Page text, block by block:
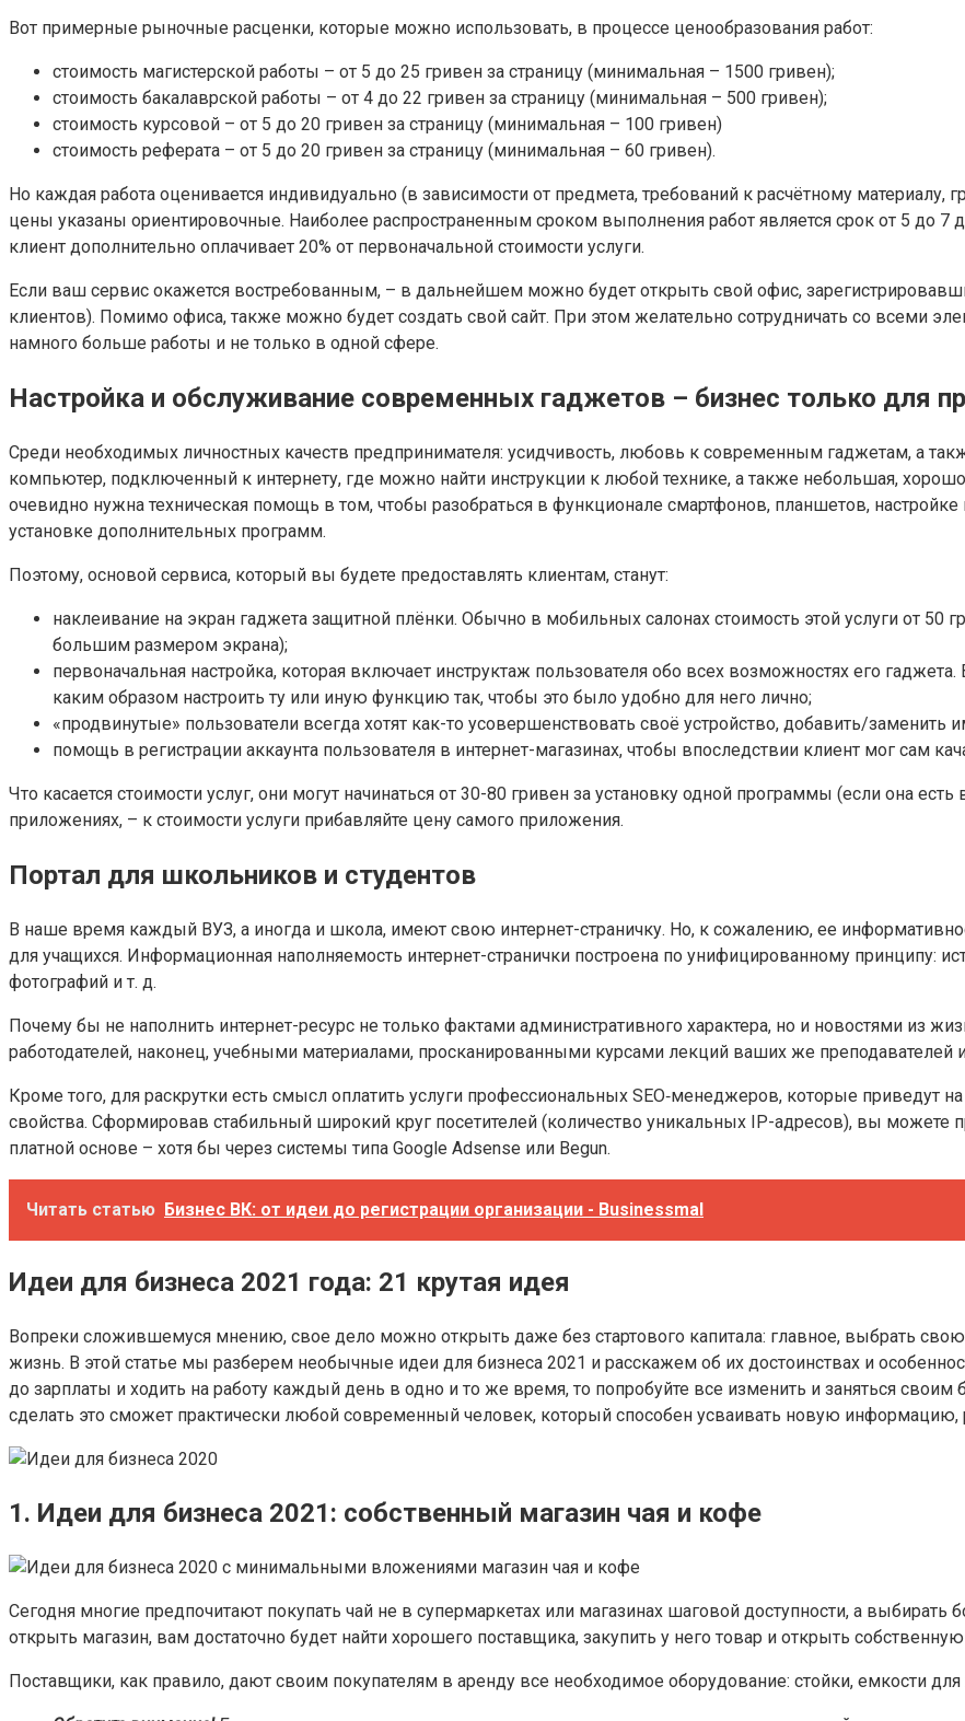
Вот примерные рыночные расценки, которые можно использовать, в процессе ценообразования работ:
стоимость магистерской работы – от 5 до 25 гривен за страницу (минимальная – 1500 гривен);
стоимость бакалаврской работы – от 4 до 22 гривен за страницу (минимальная – 500 гривен);
стоимость курсовой – от 5 до 20 гривен за страницу (минимальная – 100 гривен)
стоимость реферата – от 5 до 20 гривен за страницу (минимальная – 60 гривен).
Но каждая работа оценивается индивидуально (в зависимости от предмета, требований к расчётному материалу,
цены указаны ориентировочные. Наиболее распространенным сроком выполнения работ является срок от 5 до 7
клиент дополнительно оплачивает 20% от первоначальной стоимости услуги.
Если ваш сервис окажется востребованным, – в дальнейшем можно будет открыть свой офис,
клиентов). Помимо офиса, также можно будет создать свой сайт. При этом желательно сотрудничать со всеми
намного больше работы и не только в одной сфере.
Настройка и обслуживание современных гаджетов – бизнес только для
Среди необходимых личностных качеств предпринимателя: усидчивость, любовь к современным гаджетам, а
компьютер, подключенный к интернету, где можно найти инструкции к любой технике, а также небольшая,
очевидно нужна техническая помощь в том, чтобы разобраться в функционале смартфонов, планшетов,
установке дополнительных программ.
Поэтому, основой сервиса, который вы будете предоставлять клиентам, станут:
наклеивание на экран гаджета защитной плёнки. Обычно в мобильных салонах стоимость этой услуги от 50
большим размером экрана);
первоначальная настройка, которая включает инструктаж пользователя обо всех возможностях его
каким образом настроить ту или иную функцию так, чтобы это было удобно для него лично;
«продвинутые» пользователи всегда хотят как-то усовершенствовать своё устройство, добавить/
помощь в регистрации аккаунта пользователя в интернет-магазинах, чтобы впоследствии клиент мог сам
Что касается стоимости услуг, они могут начинаться от 30-80 гривен за установку одной программы (если она
приложениях, – к стоимости услуги прибавляйте цену самого приложения.
Портал для школьников и студентов
В наше время каждый ВУЗ, а иногда и школа, имеют свою интернет-страничку. Но, к сожалению, ее
для учащихся. Информационная наполняемость интернет-странички построена по унифицированному принципу:
фотографий и т. д.
Почему бы не наполнить интернет-ресурс не только фактами административного характера, но и новостями из
работодателей, наконец, учебными материалами, просканированными курсами лекций ваших же преподавателей
Кроме того, для раскрутки есть смысл оплатить услуги профессиональных SEO‑менеджеров, которые
свойства. Сформировав стабильный широкий круг посетителей (количество уникальных IP-адресов), вы
платной основе – хотя бы через системы типа Google Adsense или Begun.
Читать статью Бизнес ВК: от идеи до регистрации организации - Businessmal
Идеи для бизнеса 2021 года: 21 крутая идея
Вопреки сложившемуся мнению, свое дело можно открыть даже без стартового капитала: главное, выбрать
жизнь. В этой статье мы разберем необычные идеи для бизнеса 2021 и расскажем об их достоинствах и
до зарплаты и ходить на работу каждый день в одно и то же время, то попробуйте все изменить и заняться
сделать это сможет практически любой современный человек, который способен усваивать новую информацию,
1. Идеи для бизнеса 2021: собственный магазин чая и кофе
Сегодня многие предпочитают покупать чай не в супермаркетах или магазинах шаговой доступности, а
открыть магазин, вам достаточно будет найти хорошего поставщика, закупить у него товар и открыть
Поставщики, как правило, дают своим покупателям в аренду все необходимое оборудование: стойки, емкости